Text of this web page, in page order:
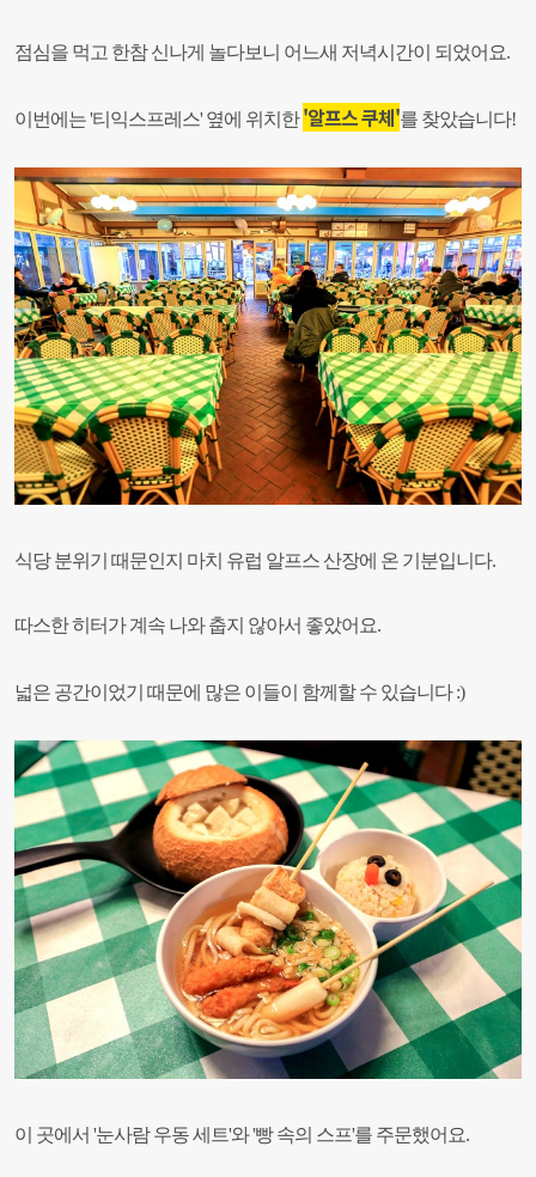
점심을 먹고 한참 신나게 놀다보니 어느새 저녁시간이 되었어요.
이번에는 '티익스프레스' 옆에 위치한'알프스 쿠체'를 찾았습니다!
식당 분위기 때문인지 마치 유럽 알프스 산장에 온 기분입니다.
따스한 히터가 계속 나와 춥지 않아서 좋았어요.
넓은 공간이었기 때문에 많은 이들이 함께할 수 있습니다 :)
이 곳에서 '눈사람 우동 세트'와 '빵 속의 스프'를 주문했어요.